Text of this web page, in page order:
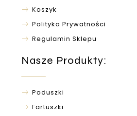
Koszyk
Polityka Prywatności
Regulamin Sklepu
Nasze Produkty:
Poduszki
Fartuszki